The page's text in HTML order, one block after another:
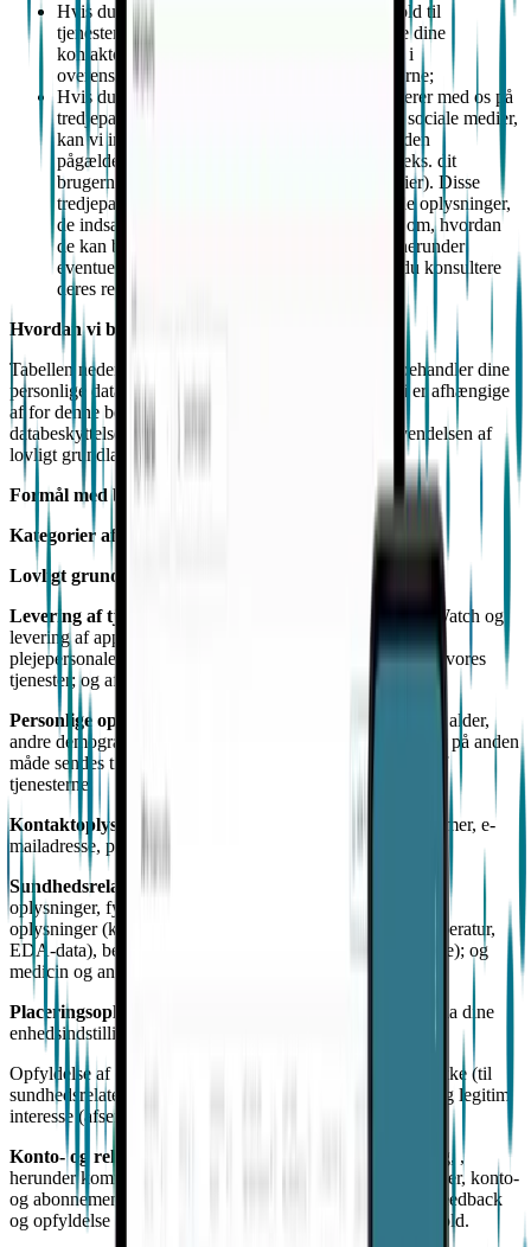
Hvis du er en registreret omsorgsperson i forhold til
tjenesterne ("
), vil vi modtage dine
kontaktoplysninger fra en bruger af tjenesterne i
overensstemmelse med vilkårene og betingelserne;
Hvis du sender oplysninger om os eller interagerer med os på
tredjepartsplatforme, f.eks. via din konto på de sociale medier,
kan vi indsamle personoplysninger om dig fra den
pågældende tredjepartsplatform eller -konto (f.eks. dit
brugernavn og/eller håndtag på de sociale medier). Disse
tredjepartsplatforme og -tjenester kontrollerer de oplysninger,
de indsamler og deler om dig. For oplysninger om, hvordan
de kan bruge og videregive dine oplysninger, herunder
eventuelle oplysninger, du offentliggør, bedes du konsultere
deres respektive privatlivspolitikker.
Hvordan vi behandler personlige data
Tabellen nedenfor opsummerer de formål, hvortil vi behandler dine
personlige data, sammen med det lovlige grundlag, vi er afhængige
af for denne behandling i overensstemmelse med
databeskyttelseslovene. For mere information om anvendelsen af
lovligt grundlag, se venligst afsnit4 nedenfor.
Formål med behandling
Kategorier af personlige data
Lovligt grundlag
Levering af tjenesterne
, herunder drift af EmbracePlus Watch og
levering af app-funktionalitet; afsendelse af advarsler til
plejepersonale; levering af support vedrørende din brug af vores
tjenester; og afsendelse af servicekommunikation.
Personlige oplysninger
, herunder navn, fødselsdato, køn, alder,
andre demografiske data og eventuelle personlige data, der på anden
måde sendes til os som en del af din registrering og brug af
tjenesterne.
Kontaktoplysninger
, herunder navn, adresse, telefonnummer, e-
mailadresse, postadresse, praksisnavn.
Sundhedsrelaterede oplysninger
oplysninger, fysisk(e) tilstand(e) og diagnoser, biometriske
oplysninger (kropsfunktioner, vitale tegn, symptomer, temperatur,
EDA-data), beregnede biomarkører (f.eks. søvn, bevægelse); og
medicin og andre behandlinger eller indgreb.
Placeringsoplysninger
: oplysninger om geolokalisering via dine
enhedsindstillinger
Opfyldelse af en kontrakt med dig, dit udtrykkelige samtykke (til
sundhedsrelaterede oplysninger og geolokaliseringsdata) og legitim
interesse (afsendelse af advarsler til plejepersonale)
Konto- og relationsstyring;
styring af vores forhold til dig, ,
herunder kommunikation med dig og styring af transaktioner, konto-
og abonnementsstyring; besvarelse af dine forespørgsler, feedback
og opfyldelse af anmodninger; og skræddersyning af indhold.